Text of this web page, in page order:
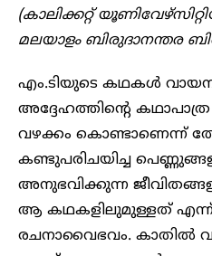
(കാലിക്കറ്റ്
മലയാളം ബിരുദാനന്തര
എം.ടിയുടെ കഥകൾ
അദ്ദേഹത്തിന്റെ
വഴക്കം കൊണ്ടാണെന്ന്
കണ്ടുപരിചയിച്ച
അനുഭവിക്കുന്ന
ആ കഥകളിലുമുള്ളത് എന്ന്
രചനാവൈഭവം. കാതിൽ